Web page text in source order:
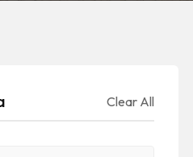
Clear All